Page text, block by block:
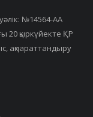
№14564-АА
20 қыркүйекте ҚР
ақпараттандыру